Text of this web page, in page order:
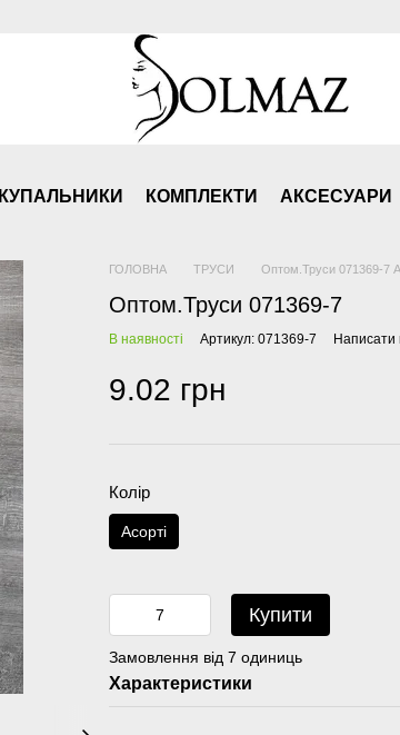
КУПАЛЬНИКИ КОМПЛЕКТИ АКСЕСУАРИ
ГОЛОВНА ТРУСИ Оптом.Труси 071369-7
Оптом.Труси 071369-7
В наявності Артикул: 071369-7 Написати
9.02 грн
Колір
Аcорті
Купити
Замовлення від 7 одиниць
Характеристики